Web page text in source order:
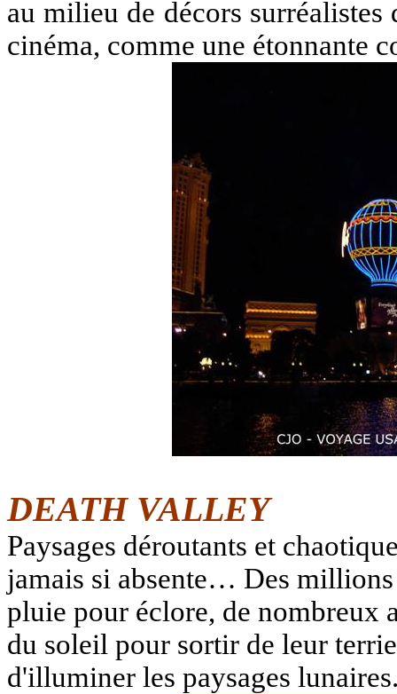
au milieu de décors
cinéma, comme une étonnante
DEATH VALLEY
Paysages déroutants et
jamais si absente… Des
pluie pour éclore, de nombreux
du soleil pour sortir de leur
d'illuminer les paysages